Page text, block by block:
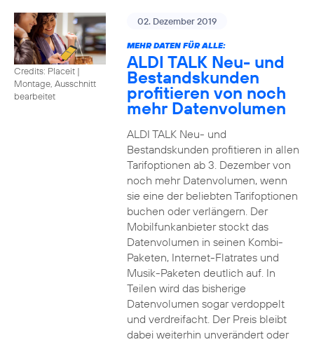
Credits: Placeit |
Montage, Ausschnitt
bearbeitet
02. Dezember 2019
MEHR DATEN FÜR ALLE:
ALDI TALK Neu- und
Bestandskunden
profitieren von noch
mehr Datenvolumen
ALDI TALK Neu- und
Bestandskunden profitieren in allen
Tarifoptionen ab 3. Dezember von
noch mehr Datenvolumen, wenn
sie eine der beliebten Tarifoptionen
buchen oder verlängern. Der
Mobilfunkanbieter stockt das
Datenvolumen in seinen Kombi-
Paketen, Internet-Flatrates und
Musik-Paketen deutlich auf. In
Teilen wird das bisherige
Datenvolumen sogar verdoppelt
und verdreifacht. Der Preis bleibt
dabei weiterhin unverändert oder